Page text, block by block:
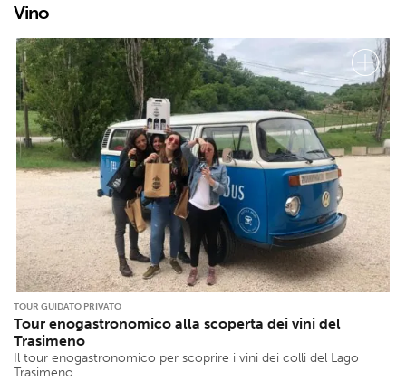
Vino
TOUR GUIDATO PRIVATO
Tour enogastronomico alla scoperta dei vini del
Trasimeno
Il tour enogastronomico per scoprire i vini dei colli del Lago
Trasimeno.